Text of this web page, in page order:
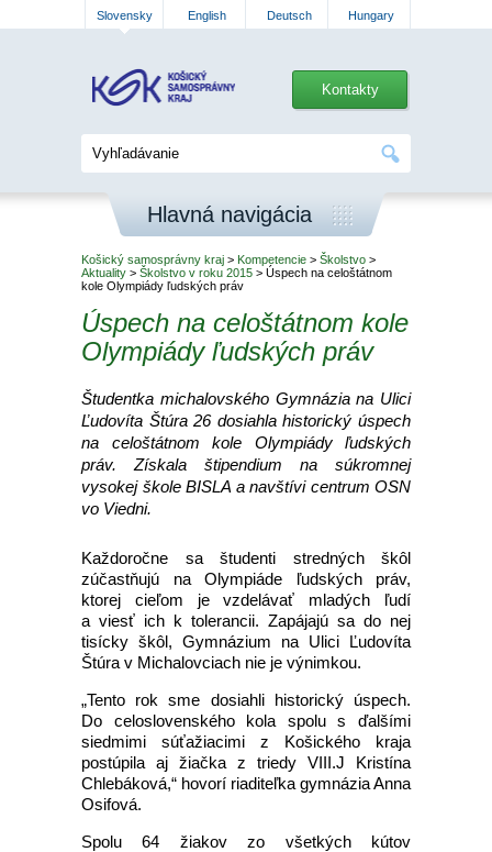
Slovensky English Deutsch Hungary
Kontakty
Hlavná navigácia
Košický samosprávny kraj > Kompetencie > Školstvo >
Aktuality > Školstvo v roku 2015 > Úspech na celoštátnom
kole Olympiády ľudských práv
Úspech na celoštátnom kole
Olympiády ľudských práv
Študentka michalovského Gymnázia na Ulici
Ľudovíta Štúra 26 dosiahla historický úspech
na celoštátnom kole Olympiády ľudských
práv. Získala štipendium na súkromnej
vysokej škole BISLA a navštívi centrum OSN
vo Viedni.
Každoročne sa študenti stredných škôl
zúčastňujú na Olympiáde ľudských práv,
ktorej cieľom je vzdelávať mladých ľudí
a viesť ich k tolerancii. Zapájajú sa do nej
tisícky škôl, Gymnázium na Ulici Ľudovíta
Štúra v Michalovciach nie je výnimkou.
„Tento rok sme dosiahli historický úspech.
Do celoslovenského kola spolu s ďalšími
siedmimi súťažiacimi z Košického kraja
postúpila aj žiačka z triedy VIII.J Kristína
Chlebáková,“ hovorí riaditeľka gymnázia Anna
Osifová.
Spolu 64 žiakov zo všetkých kútov